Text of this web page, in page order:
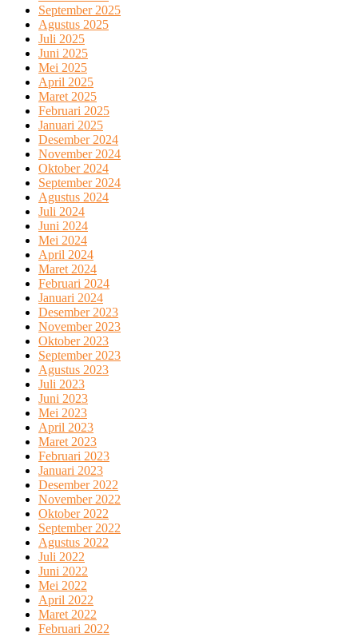
September 2025
Agustus 2025
Juli 2025
Juni 2025
Mei 2025
April 2025
Maret 2025
Februari 2025
Januari 2025
Desember 2024
November 2024
Oktober 2024
September 2024
Agustus 2024
Juli 2024
Juni 2024
Mei 2024
April 2024
Maret 2024
Februari 2024
Januari 2024
Desember 2023
November 2023
Oktober 2023
September 2023
Agustus 2023
Juli 2023
Juni 2023
Mei 2023
April 2023
Maret 2023
Februari 2023
Januari 2023
Desember 2022
November 2022
Oktober 2022
September 2022
Agustus 2022
Juli 2022
Juni 2022
Mei 2022
April 2022
Maret 2022
Februari 2022